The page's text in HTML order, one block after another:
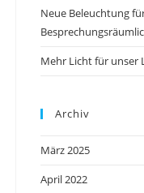
Neue Beleuchtung
Mehr Licht für unser
Archiv
März 2025
April 2022